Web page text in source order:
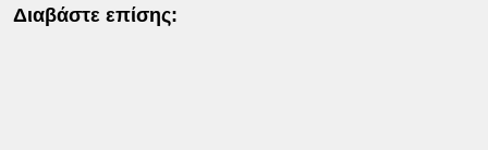
Διαβάστε επίσης: